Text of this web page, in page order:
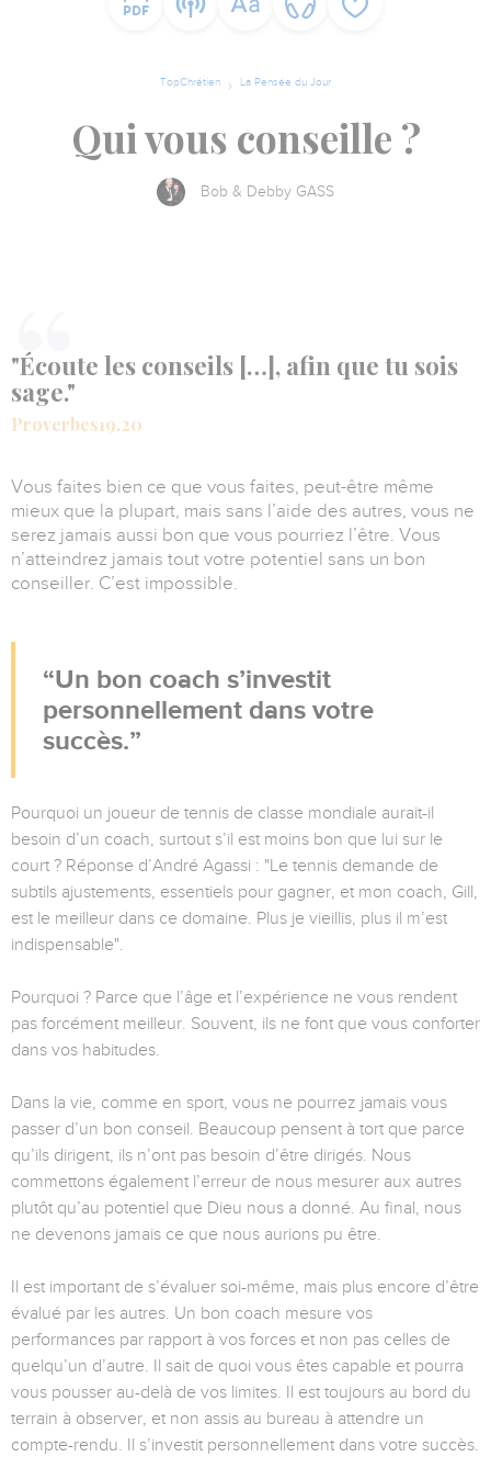
TopChrétien La Pensée du Jour
Qui vous conseille ?
Bob & Debby GASS
"Écoute les conseils […], afin que tu sois
sage."
Proverbes19.20
Vous faites bien ce que vous faites, peut-être même
mieux que la plupart, mais sans l’aide des autres, vous ne
serez jamais aussi bon que vous pourriez l’être. Vous
n’atteindrez jamais tout votre potentiel sans un bon
conseiller. C’est impossible.
Un bon coach s’investit
personnellement dans votre
succès.
Pourquoi un joueur de tennis de classe mondiale aurait-il
besoin d’un coach, surtout s’il est moins bon que lui sur le
court ? Réponse d’André Agassi : "Le tennis demande de
subtils ajustements, essentiels pour gagner, et mon coach, Gill,
est le meilleur dans ce domaine. Plus je vieillis, plus il m’est
indispensable".
Pourquoi ? Parce que l’âge et l’expérience ne vous rendent
pas forcément meilleur. Souvent, ils ne font que vous conforter
dans vos habitudes.
Dans la vie, comme en sport, vous ne pourrez jamais vous
passer d’un bon conseil. Beaucoup pensent à tort que parce
qu’ils dirigent, ils n’ont pas besoin d’être dirigés. Nous
commettons également l’erreur de nous mesurer aux autres
plutôt qu’au potentiel que Dieu nous a donné. Au final, nous
ne devenons jamais ce que nous aurions pu être.
Il est important de s’évaluer soi-même, mais plus encore d’être
évalué par les autres. Un bon coach mesure vos
performances par rapport à vos forces et non pas celles de
quelqu’un d’autre. Il sait de quoi vous êtes capable et pourra
vous pousser au-delà de vos limites. Il est toujours au bord du
terrain à observer, et non assis au bureau à attendre un
compte-rendu. Il s’investit personnellement dans votre succès.